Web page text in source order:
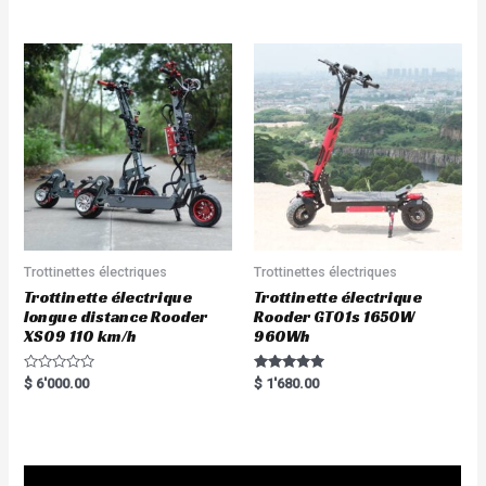
Trottinettes électriques
Trottinette électrique
longue distance Rooder
XS09 110 km/h
R
a
$ 6'000.00
Trottinettes électriques
Trottinette électrique
Rooder GT01s 1650W
960Wh
Rated
5.00
$ 1'680.00